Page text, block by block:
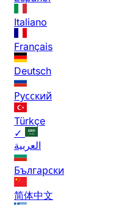
Italiano
Français
Deutsch
Русский
Türkçe
✓
العربية
Български
简体中文